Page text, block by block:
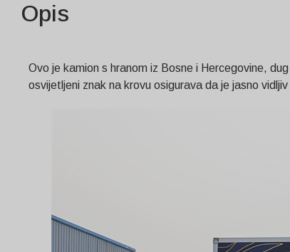
Opis
Ovo je kamion s hranom iz Bosne i Hercegovine,
osvijetljeni znak na krovu osigurava da je jasno